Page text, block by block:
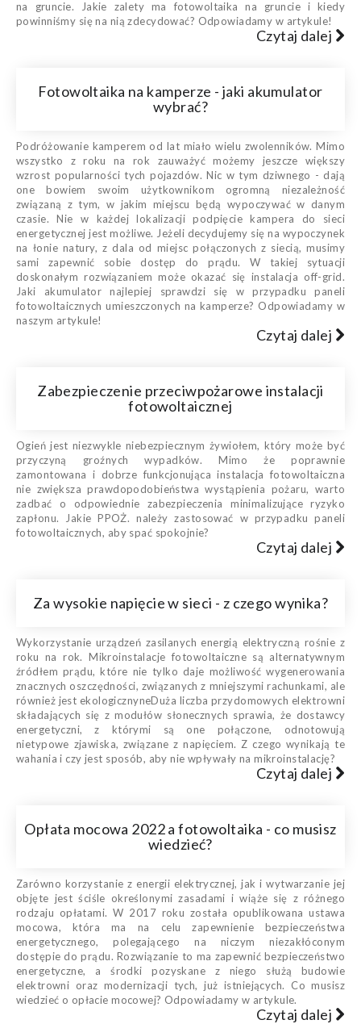
na gruncie. Jakie zalety ma fotowoltaika na gruncie i kiedy
powinniśmy się na nią zdecydować? Odpowiadamy w artykule!
Czytaj dalej
Fotowoltaika na kamperze - jaki akumulator
wybrać?
Podróżowanie kamperem od lat miało wielu zwolenników. Mimo
wszystko z roku na rok zauważyć możemy jeszcze większy
wzrost popularności tych pojazdów. Nic w tym dziwnego - dają
one bowiem swoim użytkownikom ogromną niezależność
związaną z tym, w jakim miejscu będą wypoczywać w danym
czasie. Nie w każdej lokalizacji podpięcie kampera do sieci
energetycznej jest możliwe. Jeżeli decydujemy się na wypoczynek
na łonie natury, z dala od miejsc połączonych z siecią, musimy
sami zapewnić sobie dostęp do prądu. W takiej sytuacji
doskonałym rozwiązaniem może okazać się instalacja off-grid.
Jaki akumulator najlepiej sprawdzi się w przypadku paneli
fotowoltaicznych umieszczonych na kamperze? Odpowiadamy w
naszym artykule!
Czytaj dalej
Zabezpieczenie przeciwpożarowe instalacji
fotowoltaicznej
Ogień jest niezwykle niebezpiecznym żywiołem, który może być
przyczyną groźnych wypadków. Mimo że poprawnie
zamontowana i dobrze funkcjonująca instalacja fotowoltaiczna
nie zwiększa prawdopodobieństwa wystąpienia pożaru, warto
zadbać o odpowiednie zabezpieczenia minimalizujące ryzyko
zapłonu. Jakie PPOŻ. należy zastosować w przypadku paneli
fotowoltaicznych, aby spać spokojnie?
Czytaj dalej
Za wysokie napięcie w sieci - z czego wynika?
Wykorzystanie urządzeń zasilanych energią elektryczną rośnie z
roku na rok. Mikroinstalacje fotowoltaiczne są alternatywnym
źródłem prądu, które nie tylko daje możliwość wygenerowania
znacznych oszczędności, związanych z mniejszymi rachunkami, ale
również jest ekologicznyneDuża liczba przydomowych elektrowni
składających się z modułów słonecznych sprawia, że dostawcy
energetyczni, z którymi są one połączone, odnotowują
nietypowe zjawiska, związane z napięciem. Z czego wynikają te
wahania i czy jest sposób, aby nie wpływały na mikroinstalację?
Czytaj dalej
Opłata mocowa 2022 a fotowoltaika - co musisz
wiedzieć?
Zarówno korzystanie z energii elektrycznej, jak i wytwarzanie jej
objęte jest ściśle określonymi zasadami i wiąże się z różnego
rodzaju opłatami. W 2017 roku została opublikowana ustawa
mocowa, która ma na celu zapewnienie bezpieczeństwa
energetycznego, polegającego na niczym niezakłóconym
dostępie do prądu. Rozwiązanie to ma zapewnić bezpieczeństwo
energetyczne, a środki pozyskane z niego służą budowie
elektrowni oraz modernizacji tych, już istniejących. Co musisz
wiedzieć o opłacie mocowej? Odpowiadamy w artykule.
Czytaj dalej